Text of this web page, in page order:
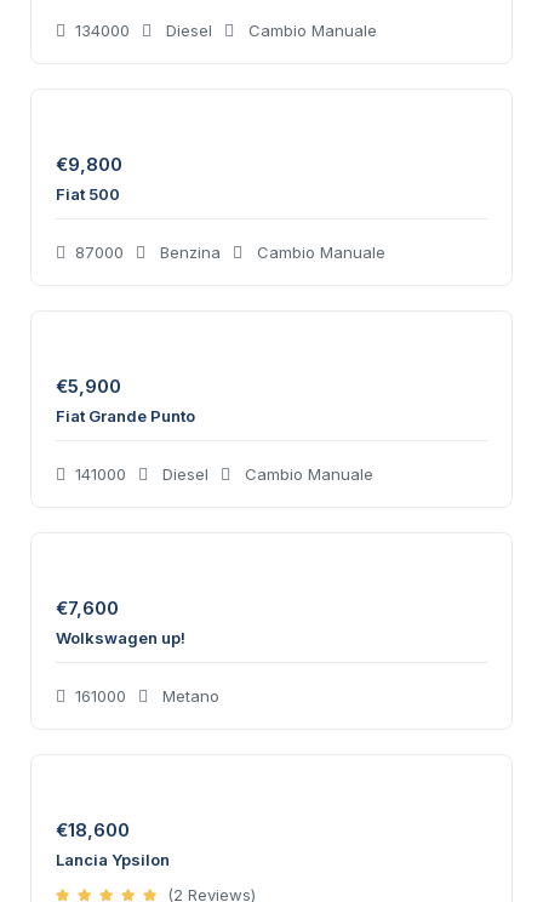
134000 Diesel Cambio Manuale
€9,800
Fiat 500
87000 Benzina Cambio Manuale
€5,900
Fiat Grande Punto
141000 Diesel Cambio Manuale
€7,600
Wolkswagen up!
161000 Metano
€18,600
Lancia Ypsilon
(2 Reviews)